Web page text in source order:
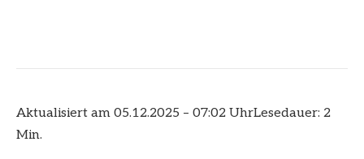
Aktualisiert am 05.12.2025 – 07:02 UhrLesedauer: 2
Min.